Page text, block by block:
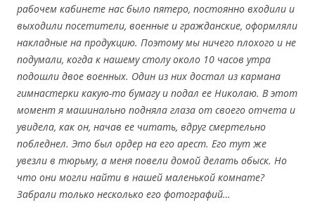
рабочем кабинете нас было пятеро, постоянно входили и
выходили посетители, военные и гражданские, оформляли
накладные на продукцию. Поэтому мы ничего плохого и не
подумали, когда к нашему столу около 10 часов утра
подошли двое военных. Один из них достал из кармана
гимнастерки какую-то бумагу и подал ее Николаю. В этот
момент я машинально подняла глаза от своего отчета и
увидела, как он, начав ее читать, вдруг смертельно
побледнел. Это был ордер на его арест. Его тут же
увезли в тюрьму, а меня повели домой делать обыск. Но
что они могли найти в нашей маленькой комнате?
Забрали только несколько его фотографий…